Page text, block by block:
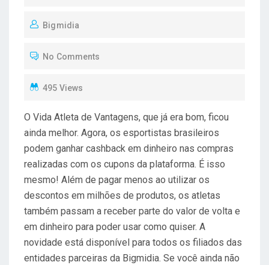
S
E
O
Bigmidia
No Comments
495 Views
O Vida Atleta de Vantagens, que já era bom, ficou
ainda melhor. Agora, os esportistas brasileiros
podem ganhar cashback em dinheiro nas compras
realizadas com os cupons da plataforma. É isso
mesmo! Além de pagar menos ao utilizar os
descontos em milhões de produtos, os atletas
também passam a receber parte do valor de volta e
em dinheiro para poder usar como quiser. A
novidade está disponível para todos os filiados das
entidades parceiras da Bigmidia. Se você ainda não